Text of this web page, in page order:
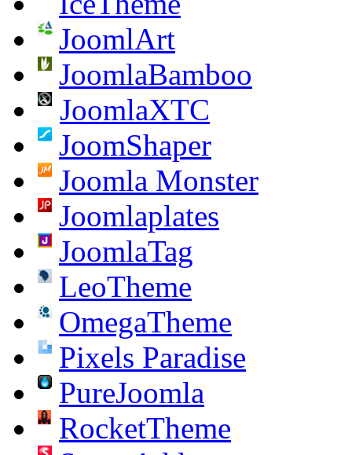
JoomlArt
JoomlaBamboo
JoomlaXTC
JoomShaper
Joomla Monster
Joomlaplates
JoomlaTag
LeoTheme
OmegaTheme
Pixels Paradise
PureJoomla
RocketTheme